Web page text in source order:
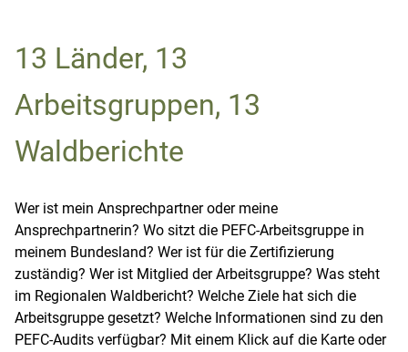
13 Länder, 13
Arbeitsgruppen, 13
Waldberichte
Wer ist mein Ansprechpartner oder meine
Ansprechpartnerin? Wo sitzt die PEFC-Arbeitsgruppe in
meinem Bundesland? Wer ist für die Zertifizierung
zuständig? Wer ist Mitglied der Arbeitsgruppe? Was steht
im Regionalen Waldbericht? Welche Ziele hat sich die
Arbeitsgruppe gesetzt? Welche Informationen sind zu den
PEFC-Audits verfügbar? Mit einem Klick auf die Karte oder